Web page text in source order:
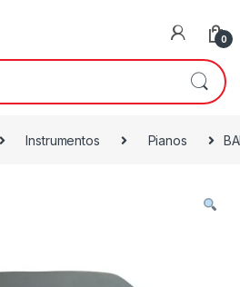
0
Instrumentos Pianos